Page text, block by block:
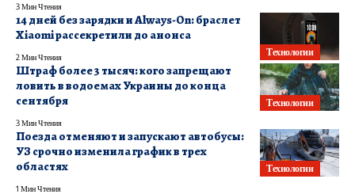
3 Мин Чтения
Технологии
14 дней без зарядки и Always-On: браслет
Xiaomi рассекретили до анонса
2 Мин Чтения
Технологии
Штраф более 3 тысяч: кого запрещают
ловить в водоемах Украины до конца
сентября
3 Мин Чтения
Технологии
Поезда отменяют и запускают автобусы:
УЗ срочно изменила график в трех
областях
1 Мин Чтения